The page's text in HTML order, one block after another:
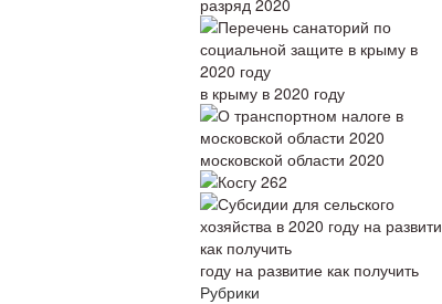
разряд 2020
в крыму в 2020 году
московской области 2020
году на развитие как получить
Рубрики